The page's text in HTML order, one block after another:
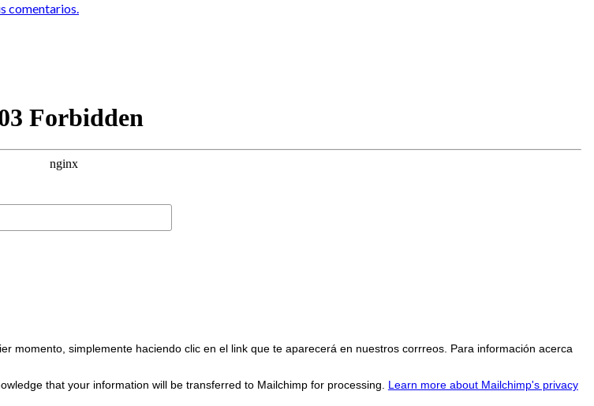
comentarios.
momento, simplemente haciendo clic en el link que te aparecerá en nuestros corrreos. Para información acerca
that your information will be transferred to Mailchimp for processing. Learn more about Mailchimp's privacy